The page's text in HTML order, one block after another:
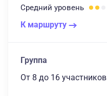
Средний уровень
К маршруту
Группа
От 8 до 16 участников